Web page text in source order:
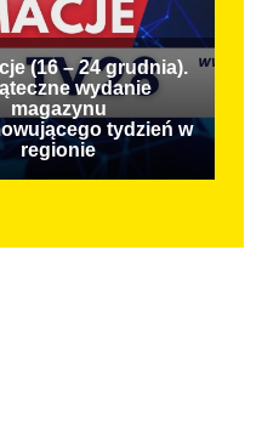
(16 – 24 grudnia).
wydanie
magazynu
tydzień w
regionie